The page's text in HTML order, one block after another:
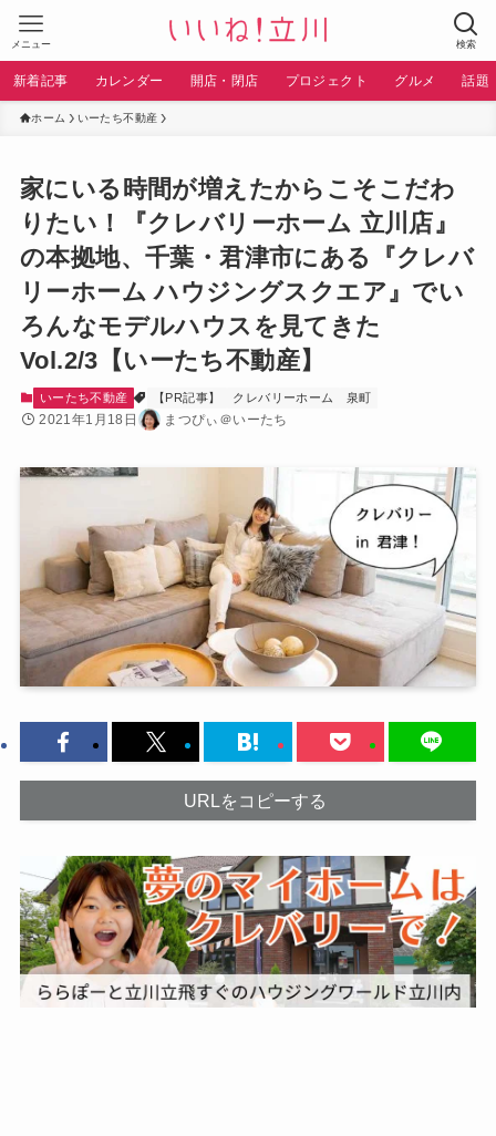
検索
メニュー
新着記事 カレンダー 開店・閉店 プロジェクト グルメ 話題
ホーム いーたち不動産
家にいる時間が増えたからこそこだわ
りたい！『クレバリーホーム 立川店』
の本拠地、千葉・君津市にある『クレバ
リーホーム ハウジングスクエア』でい
ろんなモデルハウスを見てきた
Vol.2/3【いーたち不動産】
いーたち不動産 【PR記事】 クレバリーホーム 泉町
2021年1月18日 まつぴぃ＠いーたち
URLをコピーする